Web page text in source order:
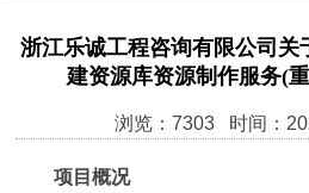
浙江乐诚工程咨询有限公司关
建资源库资源制作服务(
浏览：7303 时间：
项目概况